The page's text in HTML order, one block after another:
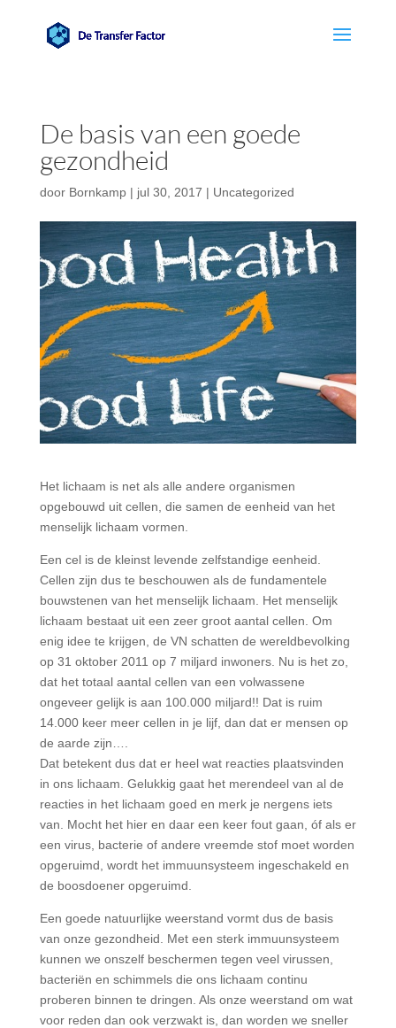
De basis van een goede
gezondheid
door Bornkamp| jul 30, 2017 | Uncategorized
Het lichaam is net als alle andere organismen
opgebouwd uit cellen, die samen de eenheid van het
menselijk lichaam vormen.
Een cel is de kleinst levende zelfstandige eenheid.
Cellen zijn dus te beschouwen als de fundamentele
bouwstenen van het menselijk lichaam. Het menselijk
lichaam bestaat uit een zeer groot aantal cellen. Om
enig idee te krijgen, de VN schatten de wereldbevolking
op 31 oktober 2011 op 7 miljard inwoners. Nu is het zo,
dat het totaal aantal cellen van een volwassene
ongeveer gelijk is aan 100.000 miljard!! Dat is ruim
14.000 keer meer cellen in je lijf, dan dat er mensen op
de aarde zijn….
Dat betekent dus dat er heel wat reacties plaatsvinden
in ons lichaam. Gelukkig gaat het merendeel van al de
reacties in het lichaam goed en merk je nergens iets
van. Mocht het hier en daar een keer fout gaan, óf als er
een virus, bacterie of andere vreemde stof moet worden
opgeruimd, wordt het immuunsysteem ingeschakeld en
de boosdoener opgeruimd.
Een goede natuurlijke weerstand vormt dus de basis
van onze gezondheid. Met een sterk immuunsysteem
kunnen we onszelf beschermen tegen veel virussen,
bacteriën en schimmels die ons lichaam continu
proberen binnen te dringen. Als onze weerstand om wat
voor reden dan ook verzwakt is, dan worden we sneller